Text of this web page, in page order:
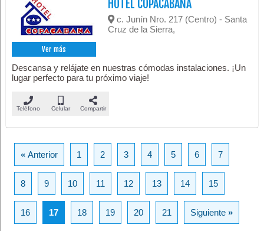
Ver más
HOTEL COPACABANA
c. Junín Nro. 217 (Centro) - Santa
Cruz de la Sierra,
Descansa y relájate en nuestras cómodas instalaciones. ¡Un
lugar perfecto para tu próximo viaje!
Teléfono Celular Compartir
«Anterior 1 2 3 4 5 6 7
8 9 10 11 12 13 14 15
16 17 18 19 20 21 Siguiente»